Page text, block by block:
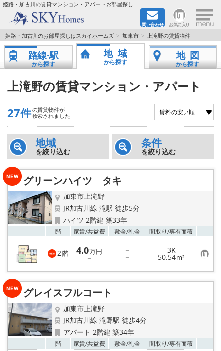
姫路・加古川の賃貸マンション・アパートお部屋探し
問い合わせ お気に入り ×
TOPページ
都市ガス·オール電化
☆新築物件☆
☆敷金＆礼金0円物件☆
☆ペット飼育可能物件☆
☆ネット無料☆
路線·駅から探す
地域から探す
地図から探す
スタッフ紹介
店舗情報·アクセス
会社概要
メールでお問い合わせ
姫路・加古川のお部屋探しはスカイホームズ 加東市 上滝野の賃貸物件
路線·駅
から探す
地域
から探す
地図
から探す
上滝野の賃貸マンション・アパート
27件の賃貸物件が
検索されました
地域
を絞り込む
条件
を絞り込む
グリーンハイツ タキ
加東市上滝野
JR加古川線 滝駅 徒歩5分
ハイツ 2階建 築33年
階 家賃/共益費 敷金/礼金 間取り/専有面積
2階 4.0万円
－
－
－
3K
50.54m² お
気
に
り
グレイスフルコート
加東市上滝野
JR加古川線 滝野駅 徒歩4分
アパート 2階建 築34年
階 家賃/共益費 敷金/礼金 間取り/専有面積